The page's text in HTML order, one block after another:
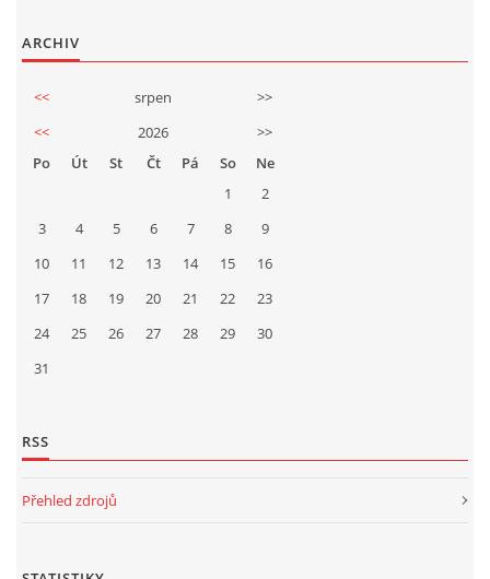
ARCHIV
<< srpen
>>
<<
2026
>>
Po
Út St Čt Pá So
Ne
1
2
3
4 5 6 7 8
9
10
11 12 13 14 15
16
17
18 19 20 21 22
23
24
25 26 27 28 29
30
31
RSS
Přehled zdrojů